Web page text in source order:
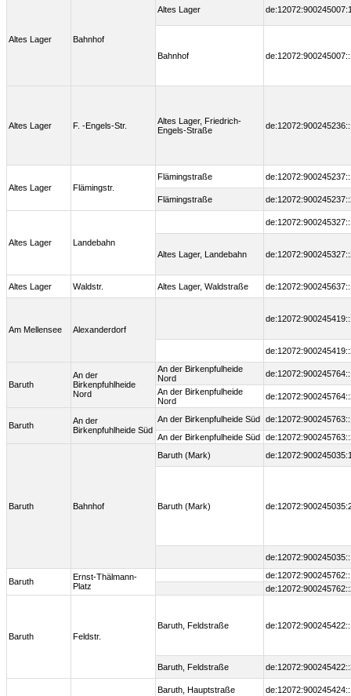
Altes Lager Bahnhof
Altes Lager
Bahnhof
Altes Lager F. -Engels-Str.
Altes Lager, Friedrich-
Engels-Straße
Altes Lager Flämingstr.
Flämingstraße
Flämingstraße
Altes Lager Landebahn
Altes Lager, Landebahn
Altes Lager Waldstr. Altes Lager, Waldstraße
Am Mellensee Alexanderdorf
Baruth
An der
Birkenpfuhlheide
Nord
An der Birkenpfulheide
Nord
An der Birkenpfulheide
Nord
Baruth
An der
Birkenpfuhlheide Süd
An der Birkenpfulheide Süd
An der Birkenpfulheide Süd
Baruth Bahnhof
Baruth (Mark)
Baruth (Mark)
Baruth
Ernst-Thälmann-
Platz
Baruth Feldstr.
Baruth, Feldstraße
Baruth, Feldstraße
Baruth, Hauptstraße